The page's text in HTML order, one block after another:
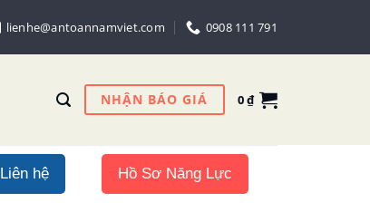
lienhe@antoannamviet.com 0908 111 791
NHẬN BÁO GIÁ 0₫
Liên hệ Hồ Sơ Năng Lực